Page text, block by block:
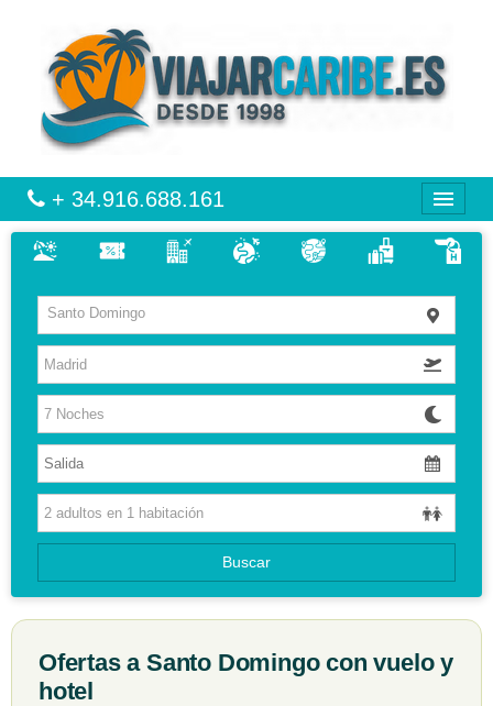
+ 34.916.688.161
VIAJES
VUELO + HOTEL
MULTIDESTINOS
HOTELES
CIRCUITOS
GUIAS DE VIAJES
Santo Domingo
Buscar
Ofertas a Santo Domingo con vuelo y
hotel